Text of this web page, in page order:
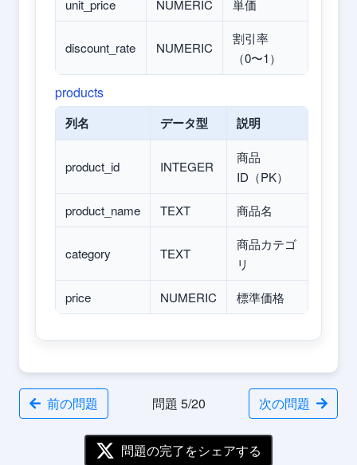
unit_price NUMERIC 単価
discount_rate NUMERIC
割引率
（0〜1）
products
列名 データ型 説明
product_id INTEGER
商品
ID（PK）
product_name
TEXT 商品名
category TEXT
商品カテゴ
リ
price
NUMERIC 標準価格
前の問題 問題 5/20 次の問題
問題の完了をシェアする